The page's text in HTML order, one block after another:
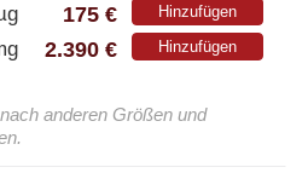
175 € Hinzufügen
2.390 € Hinzufügen
anderen Größen und